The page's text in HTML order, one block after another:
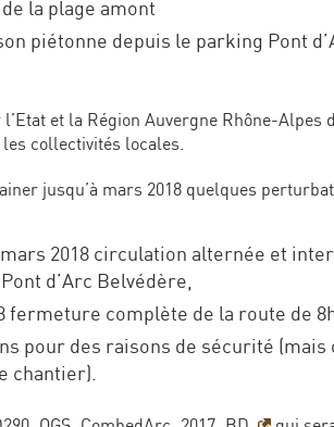
la plage amont
piétonne depuis le parking Pont
et la Région Auvergne Rhône-Alpes
collectivités locales.
jusqu’à mars 2018 quelques
mars 2018 circulation alternée et
d’Arc Belvédère,
fermeture complète de la route de
pour des raisons de sécurité
chantier).